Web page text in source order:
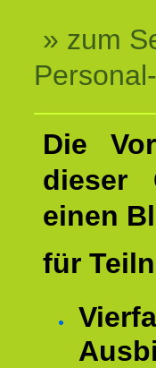
» zum
Die
dieser
einen
für